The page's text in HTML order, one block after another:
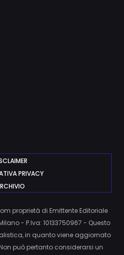
PRIVACY
proprietà di Emittente Editoriale
- P.Iva: 10133750967 - Questo
in quanto viene aggiornato
può pertanto considerarsi un